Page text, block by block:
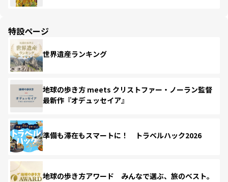
特設ページ
世界遺産ランキング
地球の歩き方 meets クリストファー・ノーラン監督
最新作『オデュッセイア』
準備も滞在もスマートに！ トラベルハック2026
地球の歩き方アワード みんなで選ぶ、旅のベスト。